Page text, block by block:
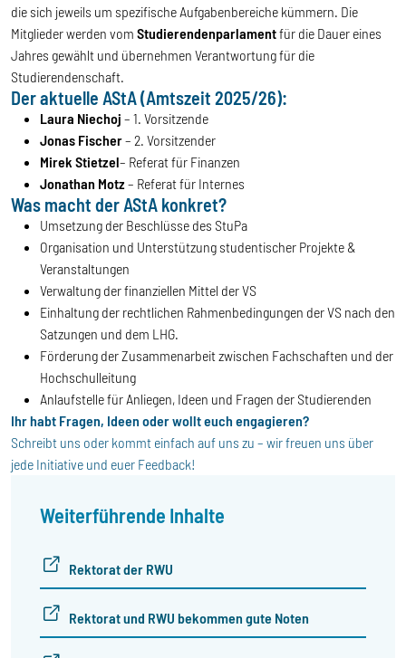
die sich jeweils um spezifische Aufgabenbereiche kümmern. Die
Mitglieder werden vom Studierendenparlamentfür die Dauer eines
Jahres gewählt und übernehmen Verantwortung für die
Studierendenschaft.
Der aktuelle AStA (Amtszeit 2025/26):
Laura Niechoj – 1. Vorsitzende
Jonas Fischer– 2. Vorsitzender
Mirek Stietzel– Referat für Finanzen
Jonathan Motz – Referat für Internes
Was macht der AStA konkret?
Umsetzung der Beschlüsse des StuPa
Organisation und Unterstützung studentischer Projekte &
Veranstaltungen
Verwaltung der finanziellen Mittel der VS
Einhaltung der rechtlichen Rahmenbedingungen der VS nach den
Satzungen und dem LHG.
Förderung der Zusammenarbeit zwischen Fachschaften und der
Hochschulleitung
Anlaufstelle für Anliegen, Ideen und Fragen der Studierenden
Ihr habt Fragen, Ideen oder wollt euch engagieren?
Schreibt uns oder kommt einfach auf uns zu – wir freuen uns über
jede Initiative und euer Feedback!
Weiterführende Inhalte
Rektorat der RWU
Rektorat und RWU bekommen gute Noten